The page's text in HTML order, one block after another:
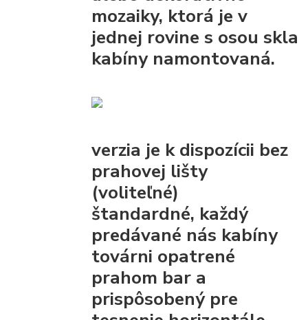
mozaiky, ktorá je v
jednej rovine s osou skla
kabíny namontovaná.
verzia je k dispozícii bez
prahovej lišty
(voliteľné)
štandardné, každý
predávané nás kabíny
továrni opatrené
prahom bar a
prispôsobený pre